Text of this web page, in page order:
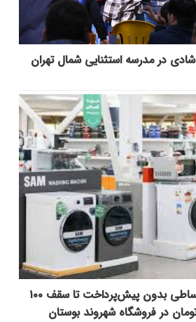
شادی در مدرسه استثنایی شمال تهران
خرید اقساطی بدون پیش‌پرداخت تا سقف ۱۰۰
در فروشگاه شهروند بوستان